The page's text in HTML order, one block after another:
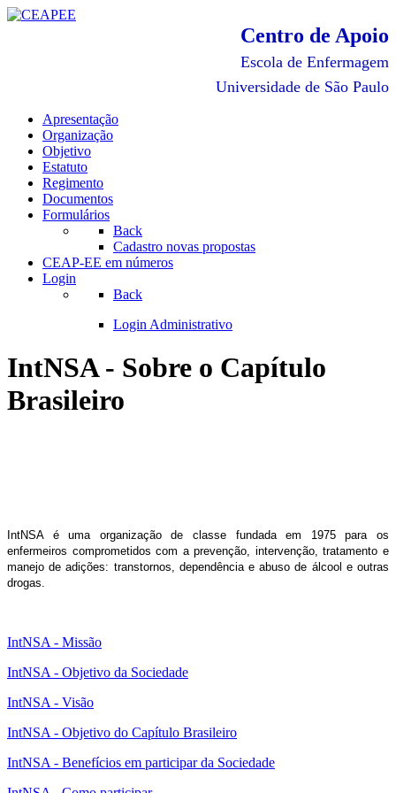
Centro de Apoio
Escola de Enfermagem
Universidade de São Paulo
Apresentação
Organização
Objetivo
Estatuto
Regimento
Documentos
Formulários
Back
Cadastro novas propostas
CEAP-EE em números
Login
Back
Login Administrativo
IntNSA - Sobre o Capítulo
Brasileiro
IntNSA é uma organização de classe fundada em 1975 para os
enfermeiros comprometidos com a prevenção, intervenção, tratamento e
manejo de adições: transtornos, dependência e abuso de álcool e outras
drogas.
IntNSA - Missão
IntNSA - Objetivo da Sociedade
IntNSA - Visão
IntNSA - Objetivo do Capítulo Brasileiro
IntNSA - Benefícios em participar da Sociedade